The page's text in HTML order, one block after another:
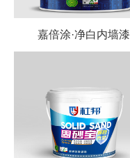
嘉倍涂·净白内墙漆